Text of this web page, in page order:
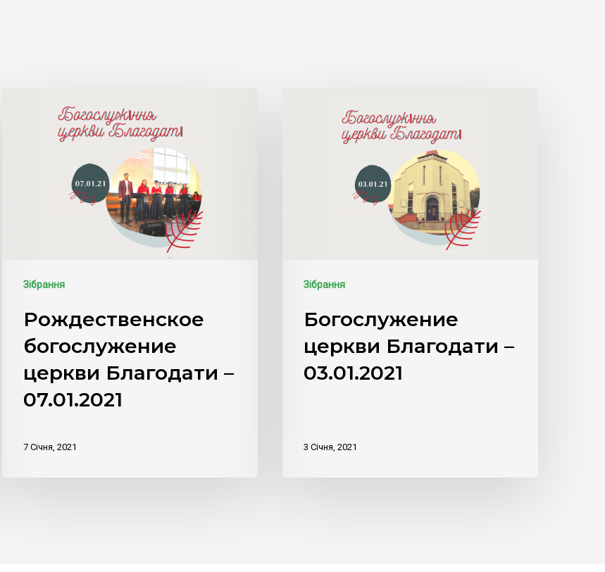
Зібрання
Рождественское
богослужение
церкви Благодати –
07.01.2021
7 Січня, 2021
Зібрання
Богослужение
церкви Благодати –
03.01.2021
3 Січня, 2021